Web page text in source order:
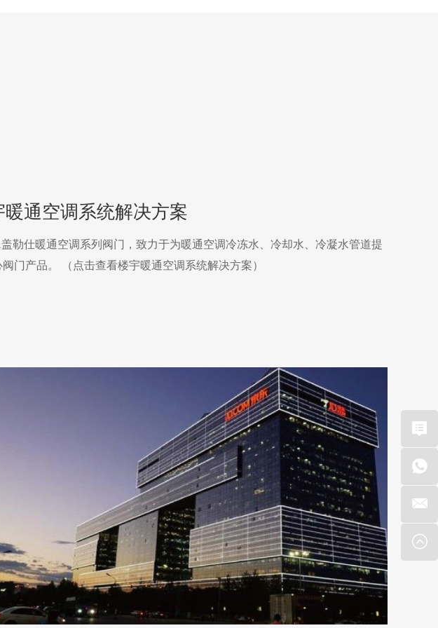
暖通空调系统解决方案
勒仕暖通空调系列阀门，致力于为暖通空调冷冻水、冷却水、冷凝水管道提
门产品。 （点击查看楼宇暖通空调系统解决方案）